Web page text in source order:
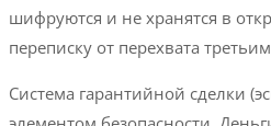
шифруются и не хранятся в
переписку от перехвата
Система гарантийной сделки